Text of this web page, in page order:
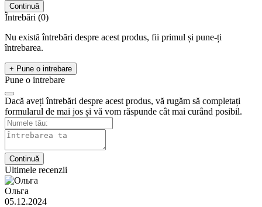
Continuă
Întrebări (0)
Nu există întrebări despre acest produs, fii primul și pune-ți
întrebarea.
+ Pune o intrebare
Pune o intrebare
Dacă aveți întrebări despre acest produs, vă rugăm să completați
formularul de mai jos și vă vom răspunde cât mai curând posibil.
Continuă
Ultimele recenzii
Ольга
05.12.2024